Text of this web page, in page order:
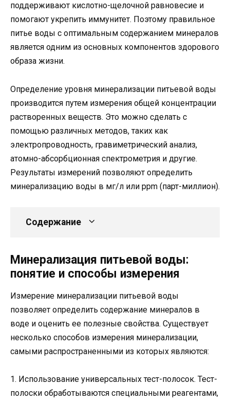
поддерживают кислотно-щелочной равновесие и
помогают укрепить иммунитет. Поэтому правильное
питье воды с оптимальным содержанием минералов
является одним из основных компонентов здорового
образа жизни.
Определение уровня минерализации питьевой воды
производится путем измерения общей концентрации
растворенных веществ. Это можно сделать с
помощью различных методов, таких как
электропроводность, гравиметрический анализ,
атомно-абсорбционная спектрометрия и другие.
Результаты измерений позволяют определить
минерализацию воды в мг/л или ppm (парт-миллион).
Содержание
Минерализация питьевой воды:
понятие и способы измерения
Измерение минерализации питьевой воды
позволяет определить содержание минералов в
воде и оценить ее полезные свойства. Существует
несколько способов измерения минерализации,
самыми распространенными из которых являются:
1. Использование универсальных тест-полосок. Тест-
полоски обработываются специальными реагентами,